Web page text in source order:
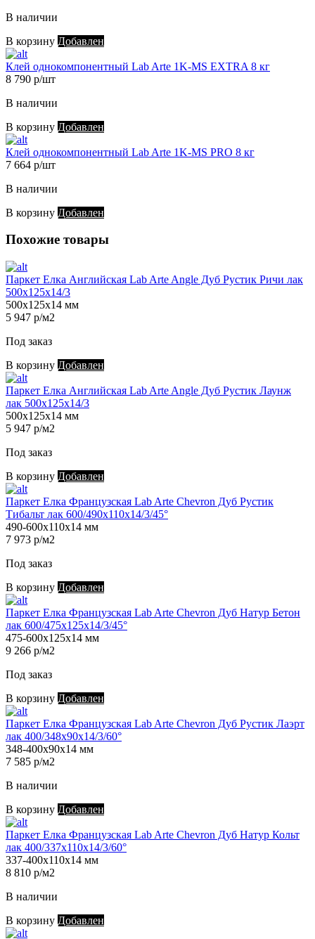
В наличии
В корзину Добавлен
Клей однокомпонентный Lab Arte 1K-MS EXTRA 8 кг
8 790 р/шт
В наличии
В корзину Добавлен
Клей однокомпонентный Lab Arte 1K-MS PRO 8 кг
7 664 р/шт
В наличии
В корзину Добавлен
Похожие товары
Паркет Елка Английская Lab Arte Angle Дуб Рустик Ричи лак
500х125х14/3
500х125х14 мм
5 947 р/м2
Под заказ
В корзину Добавлен
Паркет Елка Английская Lab Arte Angle Дуб Рустик Лаунж
лак 500х125х14/3
500х125х14 мм
5 947 р/м2
Под заказ
В корзину Добавлен
Паркет Елка Французская Lab Arte Chevron Дуб Рустик
Тибальт лак 600/490х110х14/3/45°
490-600х110х14 мм
7 973 р/м2
Под заказ
В корзину Добавлен
Паркет Елка Французская Lab Arte Chevron Дуб Натур Бетон
лак 600/475х125х14/3/45°
475-600х125х14 мм
9 266 р/м2
Под заказ
В корзину Добавлен
Паркет Елка Французская Lab Arte Chevron Дуб Рустик Лаэрт
лак 400/348х90х14/3/60°
348-400х90х14 мм
7 585 р/м2
В наличии
В корзину Добавлен
Паркет Елка Французская Lab Arte Chevron Дуб Натур Кольт
лак 400/337х110х14/3/60°
337-400х110х14 мм
8 810 р/м2
В наличии
В корзину Добавлен